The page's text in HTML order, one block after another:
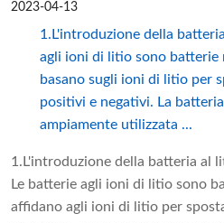
2023-04-13
1.L'introduzione della
agli ioni di litio sono batterie
basano sugli ioni di litio per
positivi e negativi. La
ampiamente utilizzata ...
1.L'introduzione della batteria al
Le batterie agli ioni di litio sono
affidano agli ioni di litio per